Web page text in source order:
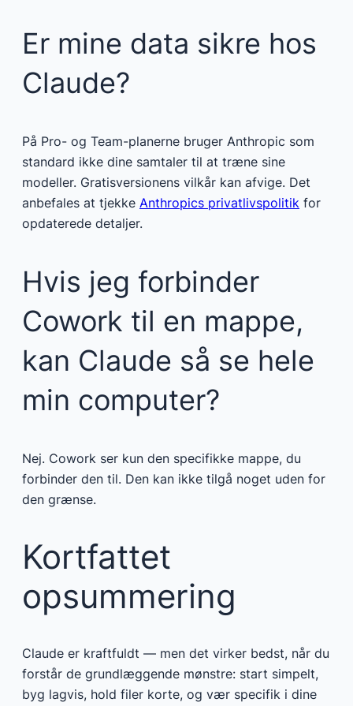
Er mine data sikre hos
Claude?
På Pro- og Team-planerne bruger Anthropic som
standard ikke dine samtaler til at træne sine
modeller. Gratisversionens vilkår kan afvige. Det
anbefales at tjekke Anthropics privatlivspolitik for
opdaterede detaljer.
Hvis jeg forbinder
Cowork til en mappe,
kan Claude så se hele
min computer?
Nej. Cowork ser kun den specifikke mappe, du
forbinder den til. Den kan ikke tilgå noget uden for
den grænse.
Kortfattet
opsummering
Claude er kraftfuldt — men det virker bedst, når du
forstår de grundlæggende mønstre: start simpelt,
byg lagvis, hold filer korte, og vær specifik i dine